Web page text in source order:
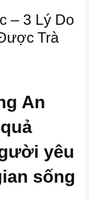
– 3 Lý Do
Trà
An
yêu
sống